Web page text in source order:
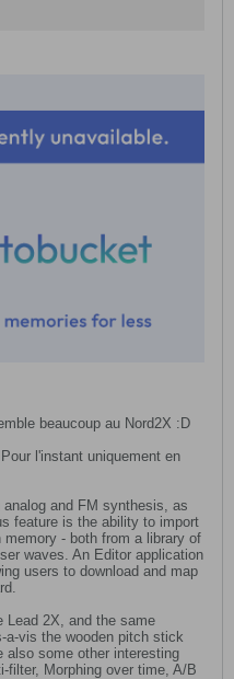
beaucoup au Nord2X :D
l'instant uniquement en
and FM synthesis, as
feature is the ability to import
- both from a library of
waves. An Editor application
users to download and map
Lead 2X, and the same
a-vis the wooden pitch stick
also some other interesting
filter, Morphing over time, A/B